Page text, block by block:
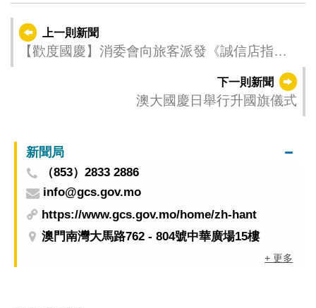
上一則新聞
【歡度國慶】消委會向旅客派發《誠信店指南
下一則新聞
澳大國慶日舉行升國旗儀式
新聞局
（853）2833 2886
info@gcs.gov.mo
https://www.gcs.gov.mo/home/zh-hant
澳門南灣大馬路762 - 804號中華廣場15樓
+ 更多